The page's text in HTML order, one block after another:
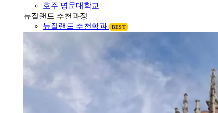
뉴질랜드 추천과정
뉴질랜드 추천학과